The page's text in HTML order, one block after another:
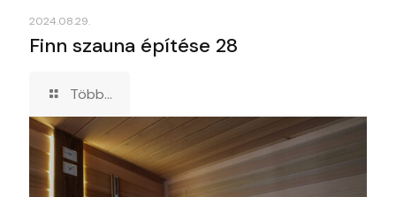
2024.08.29.
Finn szauna építése 28
Több...